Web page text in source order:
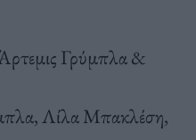
Γρύμπλα &
Λίλα Μπακλέση,